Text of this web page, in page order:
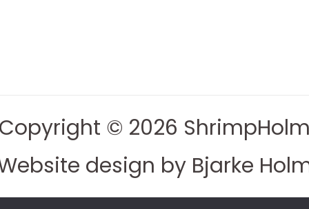
Copyright © 2026 ShrimpHolm
design by Bjarke